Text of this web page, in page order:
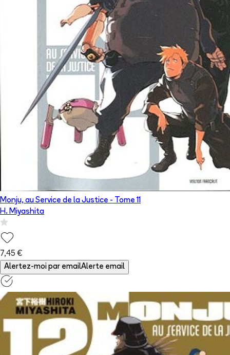
Monju, au Service de la Justice - Tome 11
H. Miyashita
7,45 €
Alertez-moi par emailAlerte email